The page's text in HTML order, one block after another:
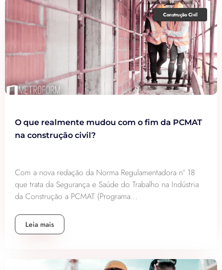
Construção Civil
O que realmente mudou com o fim da PCMAT
na construção civil?
Com a nova redação da Norma Regulamentadora nº 18
que trata da Segurança e Saúde do Trabalho na Indústria
da Construção a PCMAT (Programa...
Leia mais